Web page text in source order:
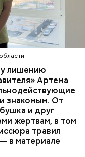
лишению
Артема
знакомым. От
и друг
жертвам, в том
травил
в материале
В них
попасть в
самое вещество
пострадавших.